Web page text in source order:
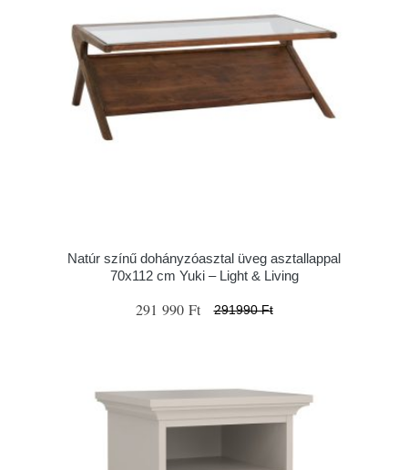
Natúr színű dohányzóasztal üveg asztallappal
70x112 cm Yuki – Light & Living
291 990 Ft 291990 Ft